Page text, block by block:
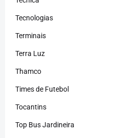
Tecnologias
Terminais
Terra Luz
Thamco
Times de Futebol
Tocantins
Top Bus Jardineira